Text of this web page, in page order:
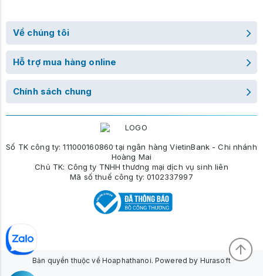
Về chúng tôi
Hỗ trợ mua hàng online
Chính sách chung
Số TK công ty: 111000160860 tại ngân hàng VietinBank - Chi nhánh
Hoàng Mai
Chủ TK: Công ty TNHH thương mại dịch vụ sinh liên
Mã số thuế công ty: 0102337997
Bản quyền thuộc về Hoaphathanoi. Powered by Hurasoft